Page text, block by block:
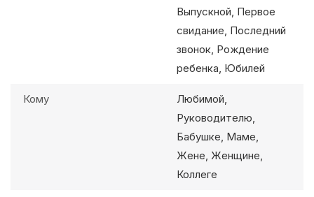
Выпускной, Первое
свидание, Последний
звонок, Рождение
ребенка, Юбилей
Кому
Любимой,
Руководителю,
Бабушке, Маме,
Жене, Женщине,
Коллеге